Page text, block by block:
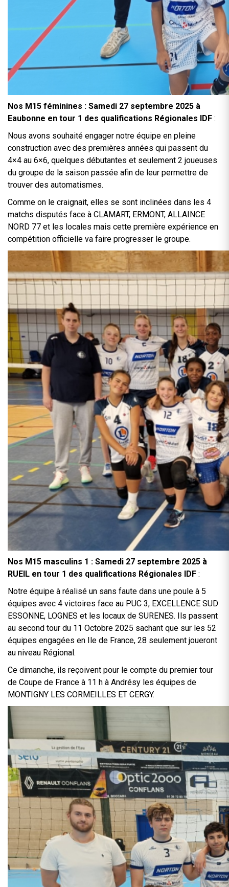
Nos M15 féminines : Samedi 27 septembre 2025 à
Eaubonne en tour 1 des qualifications Régionales IDF :
Nous avons souhaité engager notre équipe en pleine
construction avec des premières années qui passent du
4×4 au 6×6, quelques débutantes et seulement 2 joueuses
du groupe de la saison passée afin de leur permettre de
trouver des automatismes.
Comme on le craignait, elles se sont inclinées dans les 4
matchs disputés face à CLAMART, ERMONT, ALLAINCE
NORD 77 et les locales mais cette première expérience en
compétition officielle va faire progresser le groupe.
Nos M15 masculins 1 : Samedi 27 septembre 2025 à
RUEIL en tour 1 des qualifications Régionales IDF :
Notre équipe à réalisé un sans faute dans une poule à 5
équipes avec 4 victoires face au PUC 3, EXCELLENCE SUD
ESSONNE, LOGNES et les locaux de SURENES. Ils passent
au second tour du 11 Octobre 2025 sachant que sur les 52
équipes engagées en Ile de France, 28 seulement joueront
au niveau Régional.
Ce dimanche, ils reçoivent pour le compte du premier tour
de Coupe de France à 11 h à Andrésy les équipes de
MONTIGNY LES CORMEILLES ET CERGY.